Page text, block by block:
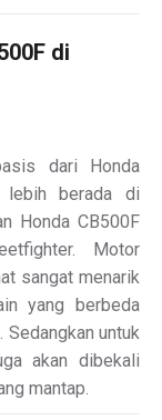
di
dari Honda
lebih berada di
Honda CB500F
Motor
sangat menarik
yang berbeda
untuk
akan dibekali
mantap.